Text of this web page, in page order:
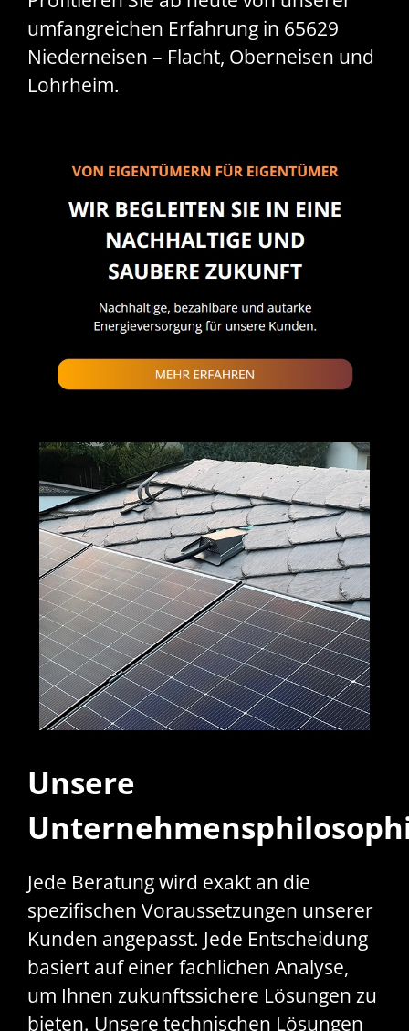
umfangreichen Erfahrung in 65629
Niederneisen – Flacht, Oberneisen und
Lohrheim.
Unsere
Jede Beratung wird exakt an die
spezifischen Voraussetzungen unserer
Kunden angepasst. Jede Entscheidung
basiert auf einer fachlichen Analyse,
um Ihnen zukunftssichere Lösungen zu
bieten. Unsere technischen Lösungen